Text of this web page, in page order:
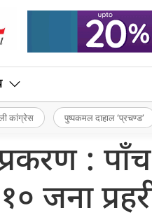
कांग्रेस पुष्पकमल दाहाल ‘प्रचण्ड’
प्रकरण :
जना